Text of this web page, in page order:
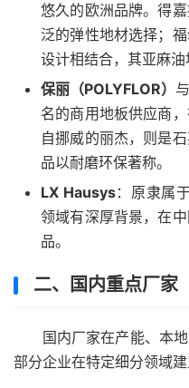
悠久的欧洲品牌。得
泛的弹性地材选择；
设计相结合，其亚麻油
保丽（POLYFLOR）
名的商用地板供应商
自挪威的丽杰，则是
品以耐磨环保著称。
LX Hausys：原隶属
领域有深厚背景，在
品。
二、国内重点厂家
国内厂家在产能、本
部分企业在特定细分领域建